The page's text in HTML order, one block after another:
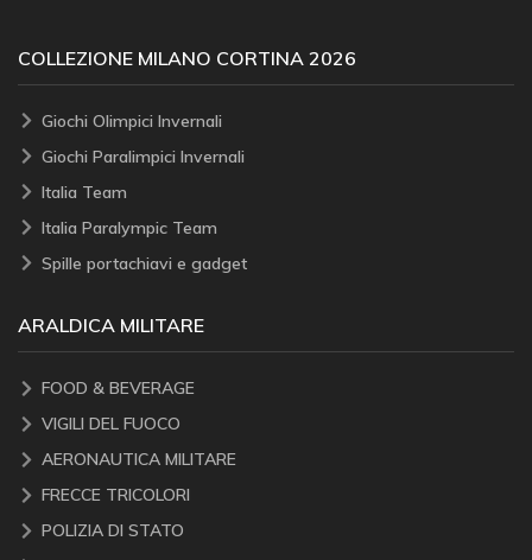
COLLEZIONE MILANO CORTINA 2026
Giochi Olimpici Invernali
Giochi Paralimpici Invernali
Italia Team
Italia Paralympic Team
Spille portachiavi e gadget
ARALDICA MILITARE
FOOD & BEVERAGE
VIGILI DEL FUOCO
AERONAUTICA MILITARE
FRECCE TRICOLORI
POLIZIA DI STATO